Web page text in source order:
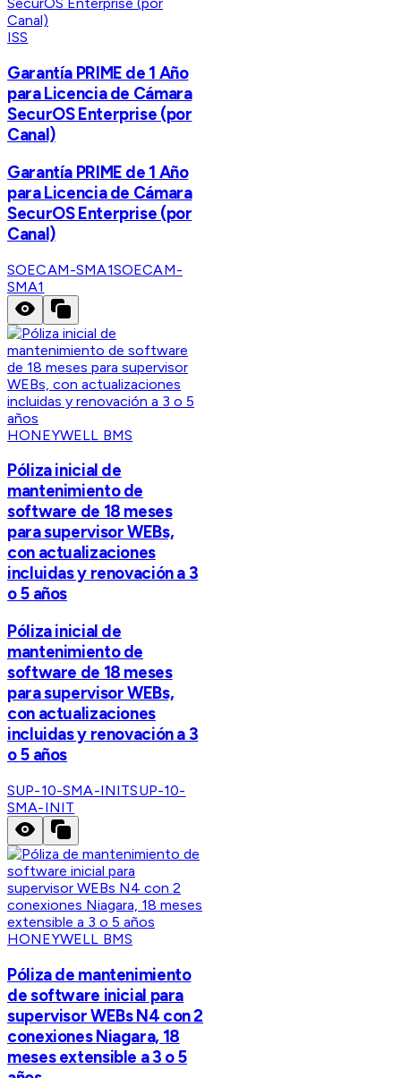
ISS
Garantía PRIME de 1 Año
para Licencia de Cámara
SecurOS Enterprise (por
Canal)
Garantía PRIME de 1 Año
para Licencia de Cámara
SecurOS Enterprise (por
Canal)
SOECAM-SMA1SOECAM-
SMA1
HONEYWELL BMS
Póliza inicial de
mantenimiento de
software de 18 meses
para supervisor WEBs,
con actualizaciones
incluidas y renovación a 3
o 5 años
Póliza inicial de
mantenimiento de
software de 18 meses
para supervisor WEBs,
con actualizaciones
incluidas y renovación a 3
o 5 años
SUP-10-SMA-INITSUP-10-
SMA-INIT
HONEYWELL BMS
Póliza de mantenimiento
de software inicial para
supervisor WEBs N4 con 2
conexiones Niagara, 18
meses extensible a 3 o 5